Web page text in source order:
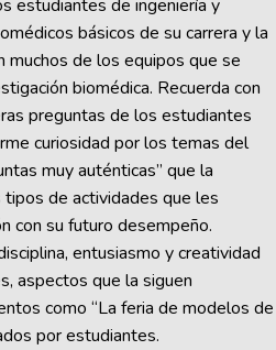
estudiantes de ingeniería y
básicos de su carrera y la
muchos de los equipos que se
biomédica. Recuerda con
preguntas de los estudiantes
curiosidad por los temas del
muy auténticas” que la
de actividades que les
con su futuro desempeño.
entusiasmo y creatividad
aspectos que la siguen
como “La feria de modelos de
por estudiantes.